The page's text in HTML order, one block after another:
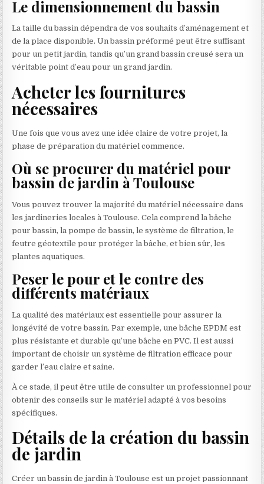
Le dimensionnement du bassin
La taille du bassin dépendra de vos souhaits d’aménagement et
de la place disponible. Un bassin préformé peut être suffisant
pour un petit jardin, tandis qu’un grand bassin creusé sera un
véritable point d’eau pour un grand jardin.
Acheter les fournitures
nécessaires
Une fois que vous avez une idée claire de votre projet, la
phase de préparation du matériel commence.
Où se procurer du matériel pour
bassin de jardin à Toulouse
Vous pouvez trouver la majorité du matériel nécessaire dans
les jardineries locales à Toulouse. Cela comprend la bâche
pour bassin, la pompe de bassin, le système de filtration, le
feutre géotextile pour protéger la bâche, et bien sûr, les
plantes aquatiques.
Peser le pour et le contre des
différents matériaux
La qualité des matériaux est essentielle pour assurer la
longévité de votre bassin. Par exemple, une bâche EPDM est
plus résistante et durable qu’une bâche en PVC. Il est aussi
important de choisir un système de filtration efficace pour
garder l’eau claire et saine.
À ce stade, il peut être utile de consulter un professionnel pour
obtenir des conseils sur le matériel adapté à vos besoins
spécifiques.
Détails de la création du bassin
de jardin
Créer un bassin de jardin à Toulouse est un projet passionnant